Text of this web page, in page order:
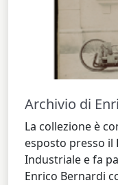
Archivio di
La collezione è
esposto presso
Industriale e fa
Enrico Bernardi